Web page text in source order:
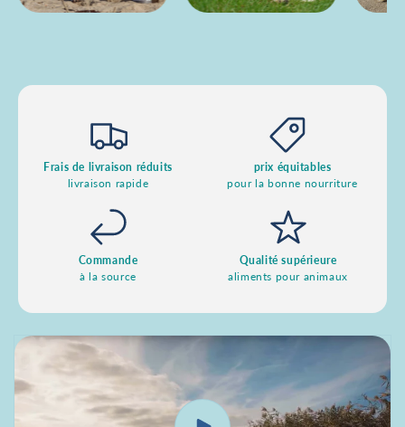
Frais de livraison réduits
livraison rapide
prix équitables
pour la bonne nourriture
Commande
à la source
Qualité supérieure
aliments pour animaux